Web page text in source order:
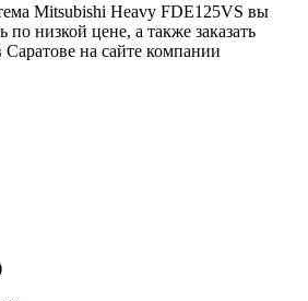
Mitsubishi Heavy FDE125VS вы
низкой цене, а также заказать
Саратове на сайте компании